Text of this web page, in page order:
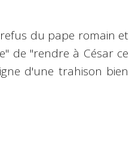
du pape romain et
de "rendre à César ce
d'une trahison bien